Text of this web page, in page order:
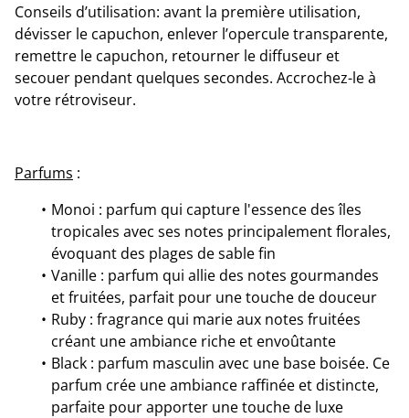
Conseils d’utilisation: avant la première utilisation,
dévisser le capuchon, enlever l’opercule transparente,
remettre le capuchon, retourner le diffuseur et
secouer pendant quelques secondes. Accrochez-le à
votre rétroviseur.
Parfums :
Monoi : parfum qui capture l'essence des îles
tropicales avec ses notes principalement florales,
évoquant des plages de sable fin
Vanille : parfum qui allie des notes gourmandes
et fruitées, parfait pour une touche de douceur
Ruby : fragrance qui marie aux notes fruitées
créant une ambiance riche et envoûtante
Black : parfum masculin avec une base boisée. Ce
parfum crée une ambiance raffinée et distincte,
parfaite pour apporter une touche de luxe